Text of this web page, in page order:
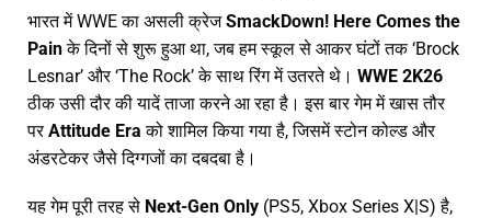
भारत में WWE का असली क्रेजSmackDown! Here Comes the
Painके दिनों से शुरू हुआ था, जब हम स्कूल से आकर घंटों तक ‘Brock
Lesnar’ और ‘The Rock’ के साथ रिंग में उतरते थे। WWE 2K26
ठीक उसी दौर की यादें ताजा करने आ रहा है। इस बार गेम में खास तौर
परAttitude Era को शामिल किया गया है, जिसमें स्टोन कोल्ड और
अंडरटेकर जैसे दिग्गजों का दबदबा है।
यह गेम पूरी तरह से Next-Gen Only (PS5, Xbox Series X|S) है,